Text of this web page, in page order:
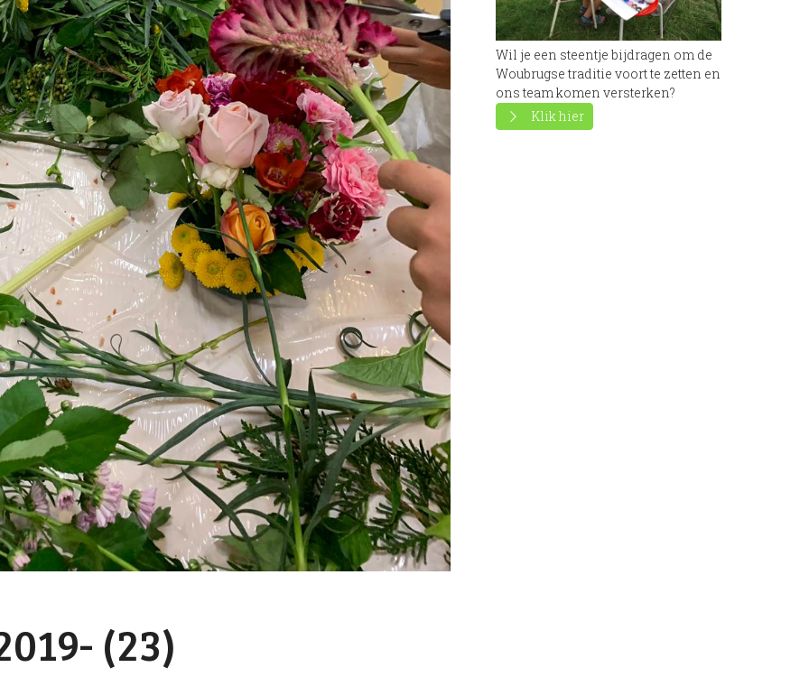
Next item
Bloemschikken-2019- (24)
(23)
Wil je een steentje bijdragen om de
Woubrugse traditie voort te zetten en
ons team komen versterken?
Klik hier